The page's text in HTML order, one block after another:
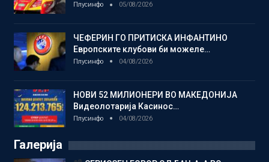
Плусинфо 05/08/2026
ЧЕФЕРИН ГО ПРИТИСКА ИНФАНТИНО
Европските клубови би можеле…
Плусинфо 04/08/2026
НОВИ 52 МИЛИОНЕРИ ВО МАКЕДОНИЈА
Видеолотарија Касинос…
Плусинфо 04/08/2026
Галерија